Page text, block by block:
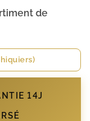
de
14J